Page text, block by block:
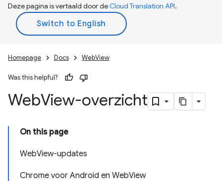
Deze pagina is vertaald door deCloud Translation API.
Homepage Docs WebView
Was this helpful?
WebView-overzicht
On this page
WebView-updates
Chrome voor Android en WebView